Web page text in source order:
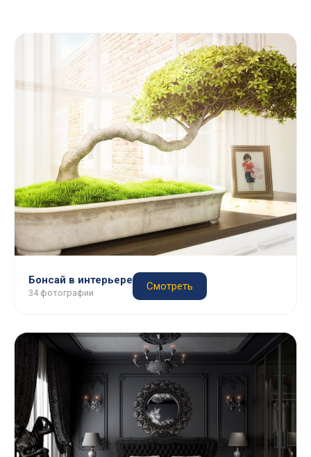
Бонсай в интерьере
34 фотографии
Смотреть